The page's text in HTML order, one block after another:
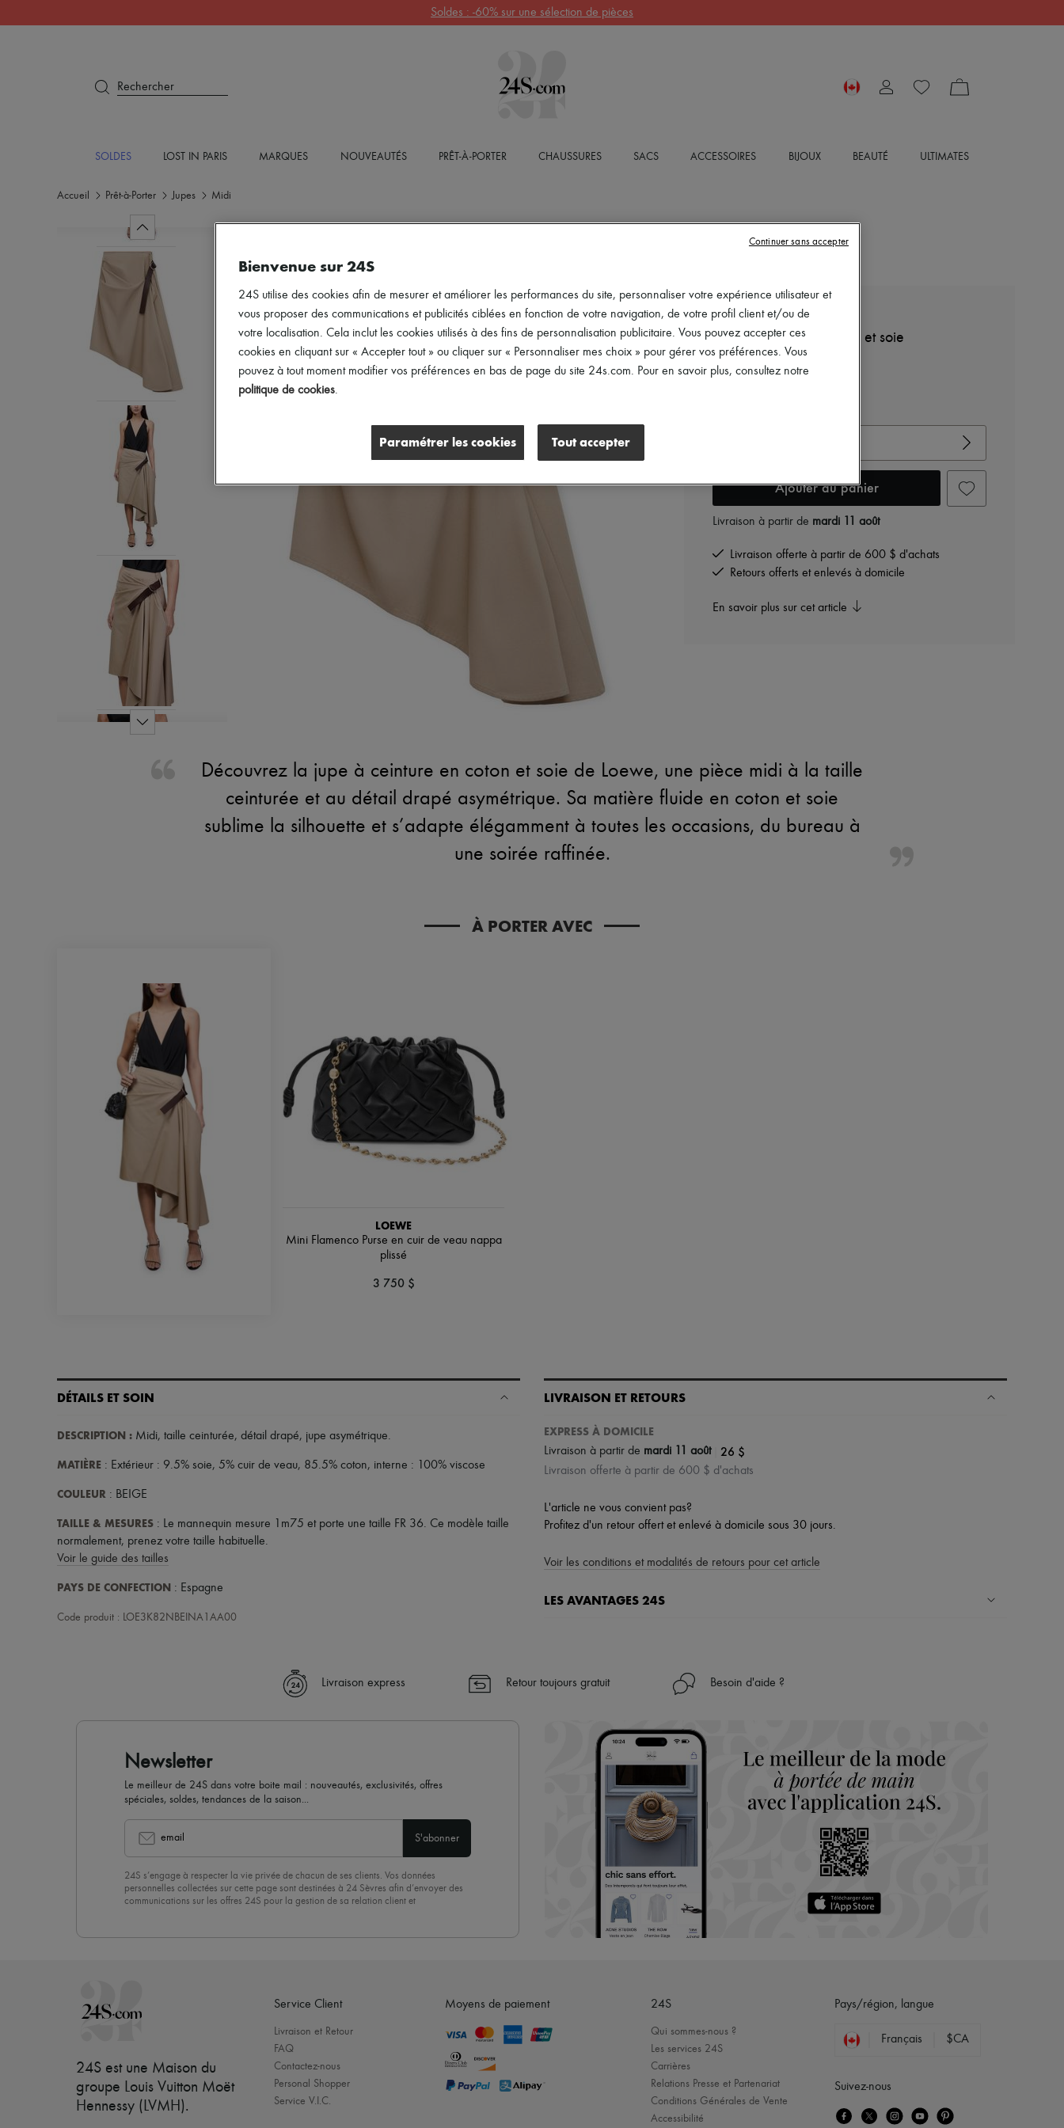
Soldes : -60% sur une sélection de pièces
Rechercher
SOLDES LOST IN PARIS MARQUES NOUVEAUTÉS PRÊT-À-PORTER CHAUSSURES SACS ACCESSOIRES BIJOUX BEAUTÉ ULTIMATES
Accueil Prêt-à-Porter Jupes Midi
LOEWE
Jupe à ceinture en coton et soie
1 419 $
Ajouter au panier
Livraison à partir de mardi 11 août
Livraison offerte à partir de 600 $ d'achats
Retours offerts et enlevés à domicile
En savoir plus sur cet article
Découvrez la jupe à ceinture en coton et soie de Loewe, une pièce midi à la taille
ceinturée et au détail drapé asymétrique. Sa matière fluide en coton et soie
sublime la silhouette et s’adapte élégamment à toutes les occasions, du bureau à
une soirée raffinée.
À PORTER AVEC
LOEWE
Mini Flamenco Purse en cuir de veau nappa
plissé
3 750 $
DÉTAILS ET SOIN
DESCRIPTION : Midi, taille ceinturée, détail drapé, jupe asymétrique.
MATIÈRE : Extérieur : 9.5% soie, 5% cuir de veau, 85.5% coton, interne : 100% viscose
COULEUR : BEIGE
TAILLE & MESURES : Le mannequin mesure 1m75 et porte une taille FR 36. Ce modèle taille
normalement, prenez votre taille habituelle.
Voir le guide des tailles
PAYS DE CONFECTION : Espagne
Code produit : LOE3K82NBEINA1AA00
LIVRAISON ET RETOURS
EXPRESS À DOMICILE
Livraison à partir de mardi 11 août 26 $
Livraison offerte à partir de 600 $ d'achats
L'article ne vous convient pas?
Profitez d'un retour offert et enlevé à domicile sous 30 jours.
Voir les conditions et modalités de retours pour cet article
LES AVANTAGES 24S
✓ Soyez libre de changer d’avis, les retours sont toujours offerts
✓ Profitez des conseils de nos personal shoppers et d’un service client 24h/24
Livraison express Retour toujours gratuit Besoin d'aide ?
Newsletter
Le meilleur de 24S dans votre boite mail : nouveautés, exclusivités, offres
spéciales, soldes, tendances de la saison...
email S'abonner
24S s’engage à respecter la vie privée de chacun de ses clients. Vos données
personnelles collectées sur cette page sont destinées à 24 Sèvres afin d’envoyer des
communications sur les offres 24S pour la gestion de sa relation client et
désinscrire » en bas de page de nos emails.
24S est une Maison du
groupe Louis Vuitton Moët
Hennessy (LVMH).
Service Client
Livraison et Retour
FAQ
Contactez-nous
Personal Shopper
Service V.I.C.
Moyens de paiement 24S
Qui sommes-nous ?
Les services 24S
Carrières
Relations Presse et Partenariat
Conditions Générales de Vente
Accessibilité
Pays/région, langue
Français $CA
Suivez-nous
Bienvenue sur 24S
24S utilise des cookies afin de mesurer et améliorer les performances du site, personnaliser votre expérience utilisateur et
vous proposer des communications et publicités ciblées en fonction de votre navigation, de votre profil client et/ou de
votre localisation. Cela inclut les cookies utilisés à des fins de personnalisation publicitaire. Vous pouvez accepter ces
cookies en cliquant sur « Accepter tout » ou cliquer sur « Personnaliser mes choix » pour gérer vos préférences. Vous
pouvez à tout moment modifier vos préférences en bas de page du site 24s.com. Pour en savoir plus, consultez notre
politique de cookies.
Paramétrer les cookies Tout accepter
Continuer sans accepter